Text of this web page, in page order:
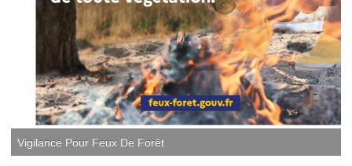
Vigilance Pour Feux De Forêt